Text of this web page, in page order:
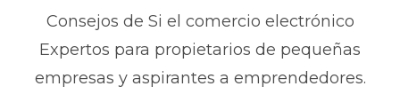
Consejos de Si el comercio electrónico
Expertos para propietarios de pequeñas
empresas y aspirantes a emprendedores.